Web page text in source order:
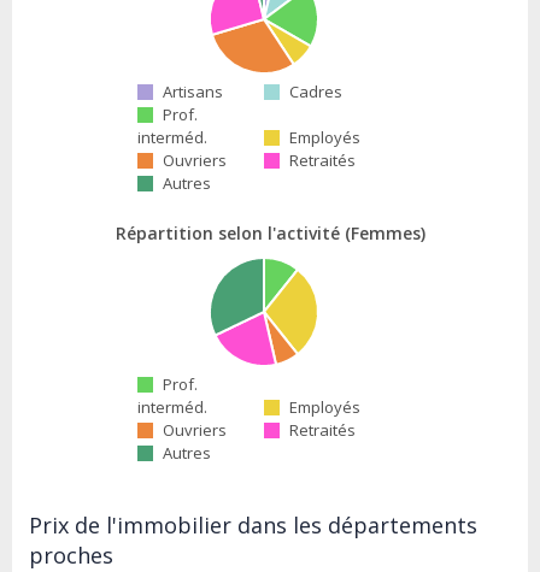
Artisans
Cadres
Prof.
interméd.
Employés
Ouvriers
Retraités
Autres
Répartition selon l'activité (Femmes)
Prof.
interméd.
Employés
Ouvriers
Retraités
Autres
Prix de l'immobilier dans les départements
proches